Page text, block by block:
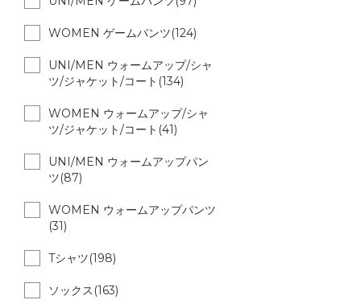
WOMEN ゲームパンツ(124)
UNI/MEN ウォームアップ/シャ
ツ/ジャケット/コート(134)
WOMEN ウォームアップ/シャ
ツ/ジャケット/コート(41)
UNI/MEN ウォームアップパン
ツ(87)
WOMEN ウォームアップパンツ
(31)
Tシャツ(198)
ソックス(163)